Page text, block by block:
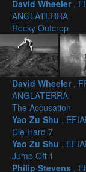
David Wheeler ,
ANGLATERRA
Rocky Outcrop
David Wheeler ,
ANGLATERRA
The Accusation
Yao Zu Shu ,
Die Hard 7
Yao Zu Shu ,
Jump Off 1
Philip Stevens ,